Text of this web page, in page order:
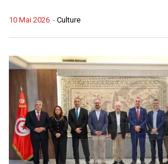
- Culture
10 Mai 2026